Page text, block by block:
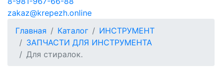
zakaz@krepezh.online
Главная
Каталог
ИНСТРУМЕНТ
ЗАПЧАСТИ ДЛЯ ИНСТРУМЕНТА
Для стиралок.